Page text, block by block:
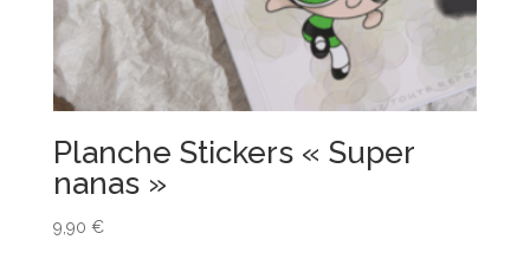
Planche Stickers « Super
nanas »
9,90 €